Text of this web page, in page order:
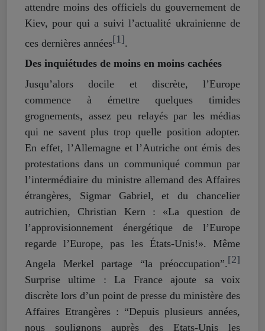
attendre moins des officiels du gouvernement de
Kiev, pour qui a suivi l’actualité ukrainienne de
ces dernières années[1].
Des inquiétudes de moins en moins cachées
Jusqu’alors docile et discrète, l’Europe
commence à émettre quelques timides
grognements, assez peu relayés par les médias
qui ne savent plus trop quelle position adopter.
En effet, l’Allemagne et l’Autriche ont émis des
protestations dans un communiqué commun par
l’intermédiaire du ministre allemand des Affaires
étrangères, Sigmar Gabriel, et du chancelier
autrichien, Christian Kern : «La question de
l’approvisionnement énergétique de l’Europe
regarde l’Europe, pas les États-Unis!». Même
Angela Merkel partage “la préoccupation”.[2]
Surprise ultime : La France ajoute sa voix
discrète lors d’un point de presse du ministère des
Affaires Etrangères : “Depuis plusieurs années,
nous soulignons auprès des Etats-Unis les